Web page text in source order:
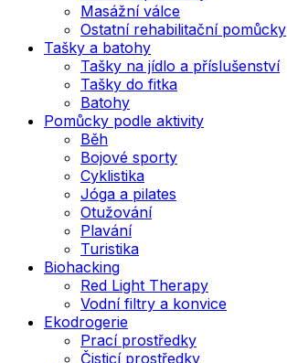
Masážní válce
Ostatní rehabilitační pomůcky
Tašky a batohy
Tašky na jídlo a příslušenství
Tašky do fitka
Batohy
Pomůcky podle aktivity
Běh
Bojové sporty
Cyklistika
Jóga a pilates
Otužování
Plavání
Turistika
Biohacking
Red Light Therapy
Vodní filtry a konvice
Ekodrogerie
Prací prostředky
Čisticí prostředky